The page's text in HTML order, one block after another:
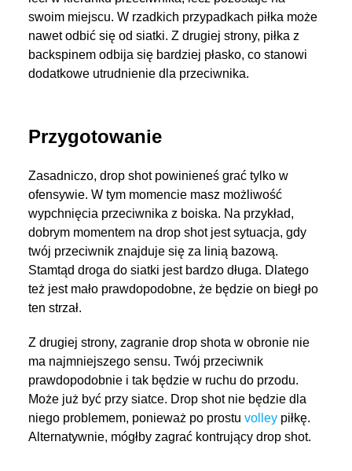
swoim miejscu. W rzadkich przypadkach piłka może
nawet odbić się od siatki. Z drugiej strony, piłka z
backspinem odbija się bardziej płasko, co stanowi
dodatkowe utrudnienie dla przeciwnika.
Przygotowanie
Zasadniczo, drop shot powinieneś grać tylko w
ofensywie. W tym momencie masz możliwość
wypchnięcia przeciwnika z boiska. Na przykład,
dobrym momentem na drop shot jest sytuacja, gdy
twój przeciwnik znajduje się za linią bazową.
Stamtąd droga do siatki jest bardzo długa. Dlatego
też jest mało prawdopodobne, że będzie on biegł po
ten strzał.
Z drugiej strony, zagranie drop shota w obronie nie
ma najmniejszego sensu. Twój przeciwnik
prawdopodobnie i tak będzie w ruchu do przodu.
Może już być przy siatce. Drop shot nie będzie dla
niego problemem, ponieważ po prostu volleypiłkę.
Alternatywnie, mógłby zagrać kontrujący drop shot.